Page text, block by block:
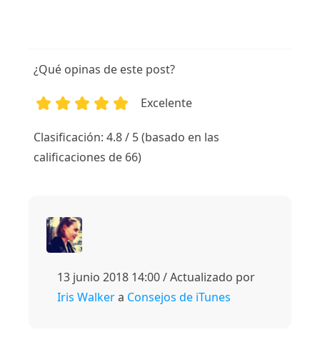
¿Qué opinas de este post?
Excelente
Clasificación: 4.8 / 5 (basado en las
calificaciones de 66)
13 junio 2018 14:00 / Actualizado por
Iris Walkera Consejos de iTunes